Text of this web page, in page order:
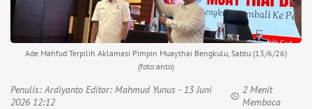
Ade Mahfud Terpilih Aklamasi Pimpin Muaythai Bengkulu, Sabtu (13/6/26)
(foto:anto)
Penulis:Ardiyanto Editor: Mahmud Yunus - 13 Juni
2026 12:12
2 Menit
Membaca